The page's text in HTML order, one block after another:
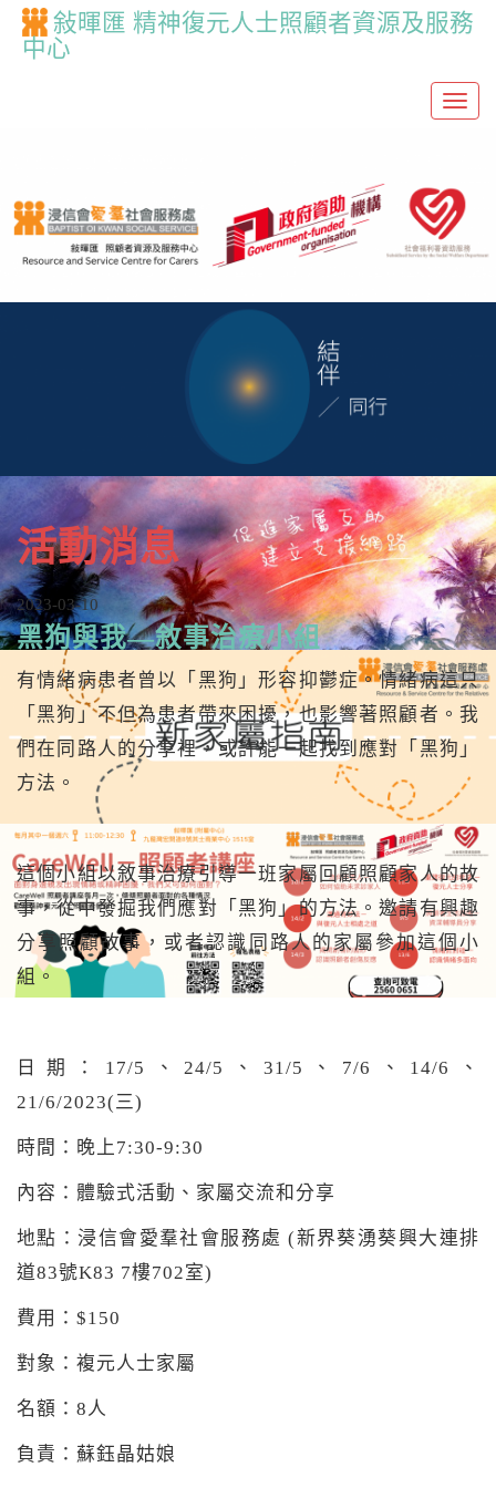
敍暉匯 精神復元人士照顧者資源及服務
中心
T
g
l
e
a
o
n
活動消息
2023-03-10
黑狗與我—敘事治療小組
有情緒病患者曾以「黑狗」形容抑鬱症。情緒病這只
「黑狗」不但為患者帶來困擾，也影響著照顧者。我
們在同路人的分享裡，或許能一起找到應對「黑狗」
方法。
這個小組以敘事治療引導一班家屬回顧照顧家人的故
事，從中發掘我們應對「黑狗」的方法。邀請有興趣
分享照顧故事，或者認識同路人的家屬參加這個小
組。
日期：17/5、24/5、31/5、7/6、14/6、
21/6/2023(三)
時間：晚上7:30-9:30
內容：體驗式活動、家屬交流和分享
地點：浸信會愛羣社會服務處 (新界葵湧葵興大連排
道83號K83 7樓702室)
費用：$150
對象：複元人士家屬
名額：8人
負責：蘇鈺晶姑娘